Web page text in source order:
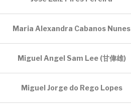
Maria Alexandra Cabanos Nunes
Miguel Angel Sam Lee (甘偉雄)
Miguel Jorge do Rego Lopes